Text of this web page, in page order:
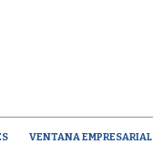
VENTANA EMPRESARIAL